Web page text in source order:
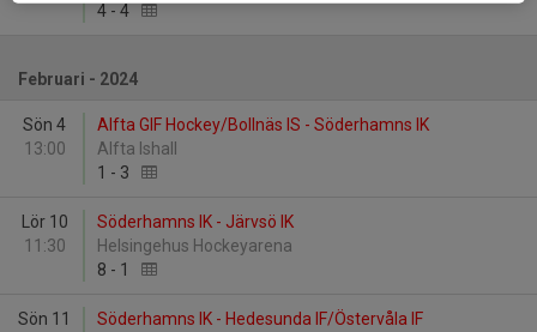
4 - 4
Februari - 2024
Sön 4
13:00
Alfta GIF Hockey/Bollnäs IS - Söderhamns IK
Alfta Ishall
1 - 3
Lör 10
11:30
Söderhamns IK - Järvsö IK
Helsingehus Hockeyarena
8 - 1
Sön 11
Söderhamns IK - Hedesunda IF/Östervåla IF